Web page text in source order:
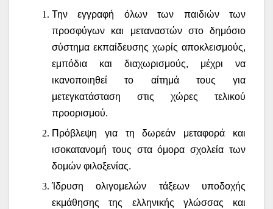
Την εγγραφή όλων των παιδιών των
προσφύγων και μεταναστών στο δημόσιο
σύστημα εκπαίδευσης χωρίς αποκλεισμούς,
εμπόδια και διαχωρισμούς, μέχρι να
ικανοποιηθεί το αίτημά τους για
μετεγκατάσταση στις χώρες τελικού
προορισμού.
Πρόβλεψη για τη δωρεάν μεταφορά και
ισοκατανομή τους στα όμορα σχολεία των
δομών φιλοξενίας.
Ίδρυση ολιγομελών τάξεων υποδοχής
εκμάθησης της ελληνικής γλώσσας και